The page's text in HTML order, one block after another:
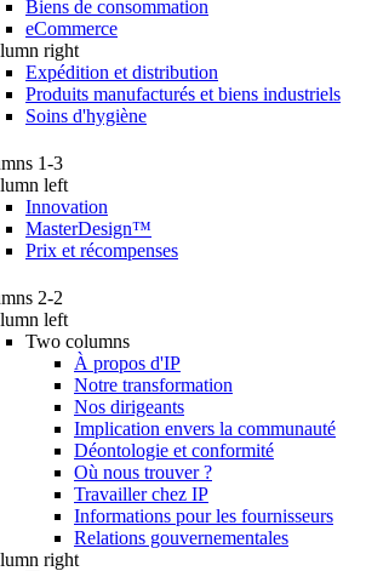
Biens de consommation
eCommerce
right
Expédition et distribution
Produits manufacturés et biens industriels
Soins d'hygiène
1-3
left
Innovation
MasterDesign™
Prix et récompenses
2-2
left
Two columns
À propos d'IP
Notre transformation
Nos dirigeants
Implication envers la communauté
Déontologie et conformité
Où nous trouver ?
Travailler chez IP
Informations pour les fournisseurs
Relations gouvernementales
right